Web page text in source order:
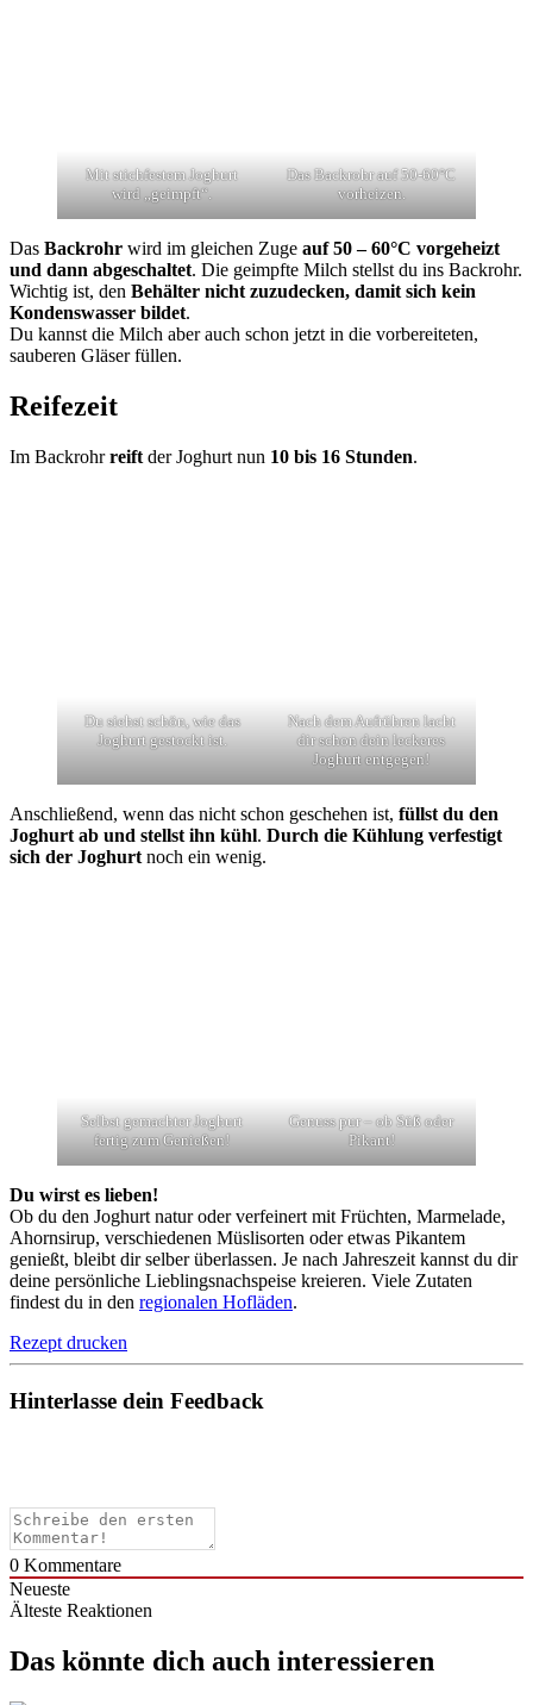
Mit stichfestem Joghurt
wird „geimpft“.
Das Backrohr auf 50-60°C
vorheizen.
Das Backrohr wird im gleichen Zuge auf 50 – 60°C vorgeheizt
und dann abgeschaltet. Die geimpfte Milch stellst du ins Backrohr.
Wichtig ist, den Behälter nicht zuzudecken, damit sich kein
Kondenswasser bildet.
Du kannst die Milch aber auch schon jetzt in die vorbereiteten,
sauberen Gläser füllen.
Reifezeit
Im Backrohrreift der Joghurt nun 10 bis 16 Stunden.
Du siehst schön, wie das
Joghurt gestockt ist.
Nach dem Aufrühren lacht
dir schon dein leckeres
Joghurt entgegen!
Anschließend, wenn das nicht schon geschehen ist, füllst du den
Joghurt ab und stellst ihn kühl. Durch die Kühlung verfestigt
sich der Joghurt noch ein wenig.
Selbst gemachter Joghurt
fertig zum Genießen!
Genuss pur – ob Süß oder
Pikant!
Du wirst es lieben!
Ob du den Joghurt natur oder verfeinert mit Früchten, Marmelade,
Ahornsirup, verschiedenen Müslisorten oder etwas Pikantem
genießt, bleibt dir selber überlassen. Je nach Jahreszeit kannst du dir
deine persönliche Lieblingsnachspeise kreieren. Viele Zutaten
findest du in den regionalen Hofläden.
Rezept drucken
Hinterlasse dein Feedback
0 Kommentare
Neueste
Älteste Reaktionen
Das könnte dich auch interessieren